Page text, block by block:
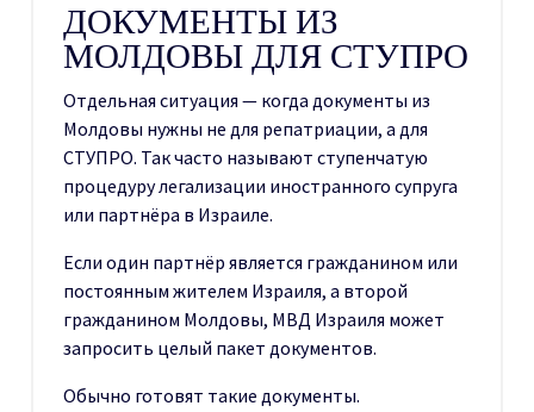
ДОКУМЕНТЫ ИЗ
МОЛДОВЫ ДЛЯ СТУПРО
Отдельная ситуация — когда документы из
Молдовы нужны не для репатриации, а для
СТУПРО. Так часто называют ступенчатую
процедуру легализации иностранного супруга
или партнёра в Израиле.
Если один партнёр является гражданином или
постоянным жителем Израиля, а второй
гражданином Молдовы, МВД Израиля может
запросить целый пакет документов.
Обычно готовят такие документы.